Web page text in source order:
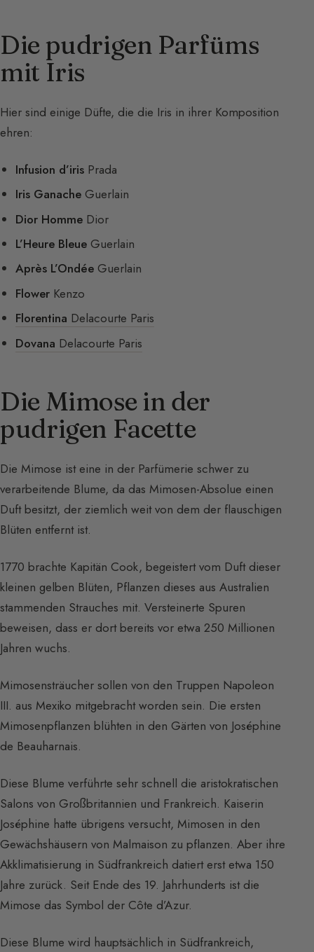
Die pudrigen Parfüms
mit Iris
Hier sind einige Düfte, die die Iris in ihrer Komposition
ehren:
Infusion d’iris Prada
Iris Ganache Guerlain
Dior Homme Dior
L’Heure Bleue Guerlain
Après L’Ondée Guerlain
Flower Kenzo
Florentina Delacourte Paris
Dovana Delacourte Paris
Die Mimose in der
pudrigen Facette
Die Mimose ist eine in der Parfümerie schwer zu
verarbeitende Blume, da das Mimosen-Absolue einen
Duft besitzt, der ziemlich weit von dem der flauschigen
Blüten entfernt ist.
1770 brachte Kapitän Cook, begeistert vom Duft dieser
kleinen gelben Blüten, Pflanzen dieses aus Australien
stammenden Strauches mit. Versteinerte Spuren
beweisen, dass er dort bereits vor etwa 250 Millionen
Jahren wuchs.
Mimosensträucher sollen von den Truppen Napoleon
III. aus Mexiko mitgebracht worden sein. Die ersten
Mimosenpflanzen blühten in den Gärten von Joséphine
de Beauharnais.
Diese Blume verführte sehr schnell die aristokratischen
Salons von Großbritannien und Frankreich. Kaiserin
Joséphine hatte übrigens versucht, Mimosen in den
Gewächshäusern von Malmaison zu pflanzen. Aber ihre
Akklimatisierung in Südfrankreich datiert erst etwa 150
Jahre zurück. Seit Ende des 19. Jahrhunderts ist die
Mimose das Symbol der Côte d’Azur.
Diese Blume wird hauptsächlich in Südfrankreich,